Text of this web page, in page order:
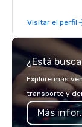
years of
commitment
service set us
smart, reliable
make the end-
seamless from
also a certified
Visitar el perfil
¿Está
Explore más
transporte y
Más